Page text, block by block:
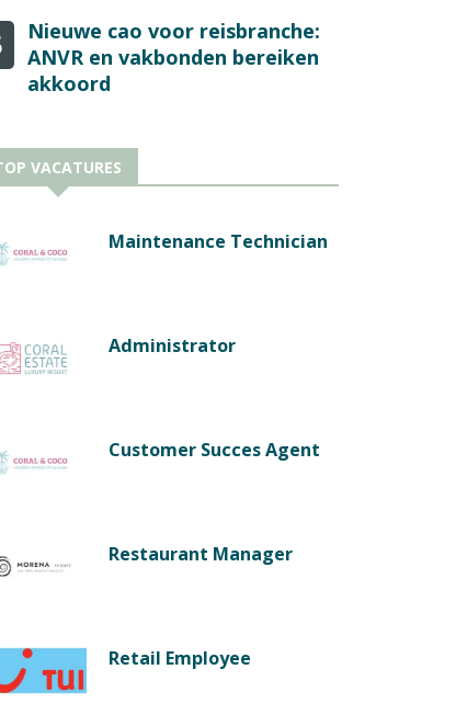
Nieuwe cao voor reisbranche:
ANVR en vakbonden bereiken
akkoord
VACATURES
Maintenance Technician
Administrator
Customer Succes Agent
Restaurant Manager
Retail Employee